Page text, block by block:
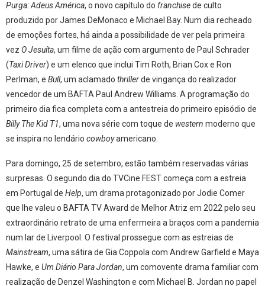
Purga: Adeus América, o novo capítulo do franchisede culto
produzido por James DeMonaco e Michael Bay. Num dia recheado
de emoções fortes, há ainda a possibilidade de ver pela primeira
vez O Jesuíta, um filme de ação com argumento de Paul Schrader
(Taxi Driver) e um elenco que inclui Tim Roth, Brian Cox e Ron
Perlman, e Bull, um aclamado thrillerde vingança do realizador
vencedor de um BAFTA Paul Andrew Williams. A programação do
primeiro dia fica completa com a antestreia do primeiro episódio de
Billy The Kid T1, uma nova série com toque de western moderno que
se inspira no lendário cowboyamericano.
Para domingo, 25 de setembro, estão também reservadas várias
surpresas. O segundo dia do TVCine FEST começa com a estreia
em Portugal de Help, um drama protagonizado por Jodie Comer
que lhe valeu o BAFTA TV Award de Melhor Atriz em 2022 pelo seu
extraordinário retrato de uma enfermeira a braços com a pandemia
num lar de Liverpool. O festival prossegue com as estreias de
Mainstream, uma sátira de Gia Coppola com Andrew Garfield e Maya
Hawke, e Um Diário Para Jordan, um comovente drama familiar com
realização de Denzel Washington e com Michael B. Jordan no papel